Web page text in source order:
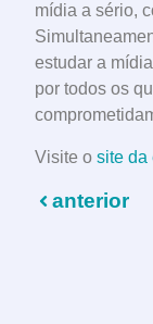
mídia a sério,
estudar a
por todos os
Visite o site da
anterior